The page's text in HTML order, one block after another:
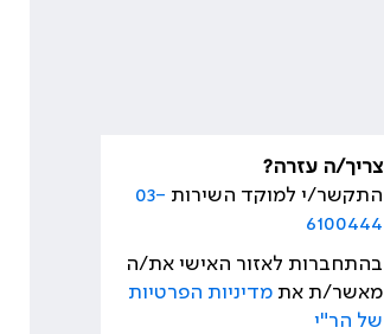
צריך/ה עזרה?
התקשר/י למוקד השירות 03-
6100444
בהתחברות לאזור האישי את/ה
מאשר/ת אתמדיניות הפרטיות
של הר"י